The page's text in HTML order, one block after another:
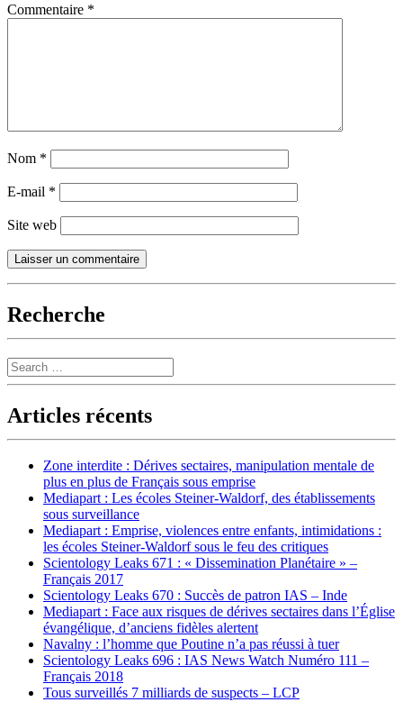
Commentaire *
Nom *
E-mail *
Site web
Recherche
Search
Articles récents
Zone interdite : Dérives sectaires, manipulation mentale de
plus en plus de Français sous emprise
Mediapart : Les écoles Steiner-Waldorf, des établissements
sous surveillance
Mediapart : Emprise, violences entre enfants, intimidations :
les écoles Steiner-Waldorf sous le feu des critiques
Scientology Leaks 671 : « Dissemination Planétaire » –
Français 2017
Scientology Leaks 670 : Succès de patron IAS – Inde
Mediapart : Face aux risques de dérives sectaires dans l’Église
évangélique, d’anciens fidèles alertent
Navalny : l’homme que Poutine n’a pas réussi à tuer
Scientology Leaks 696 : IAS News Watch Numéro 111 –
Français 2018
Tous surveillés 7 milliards de suspects – LCP